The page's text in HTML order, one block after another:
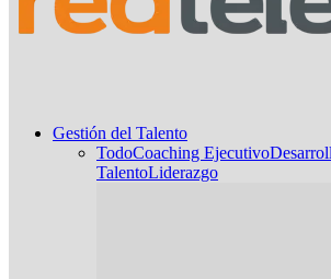
Gestión del Talento
TodoCoaching Ejecutivo
TalentoLiderazgo